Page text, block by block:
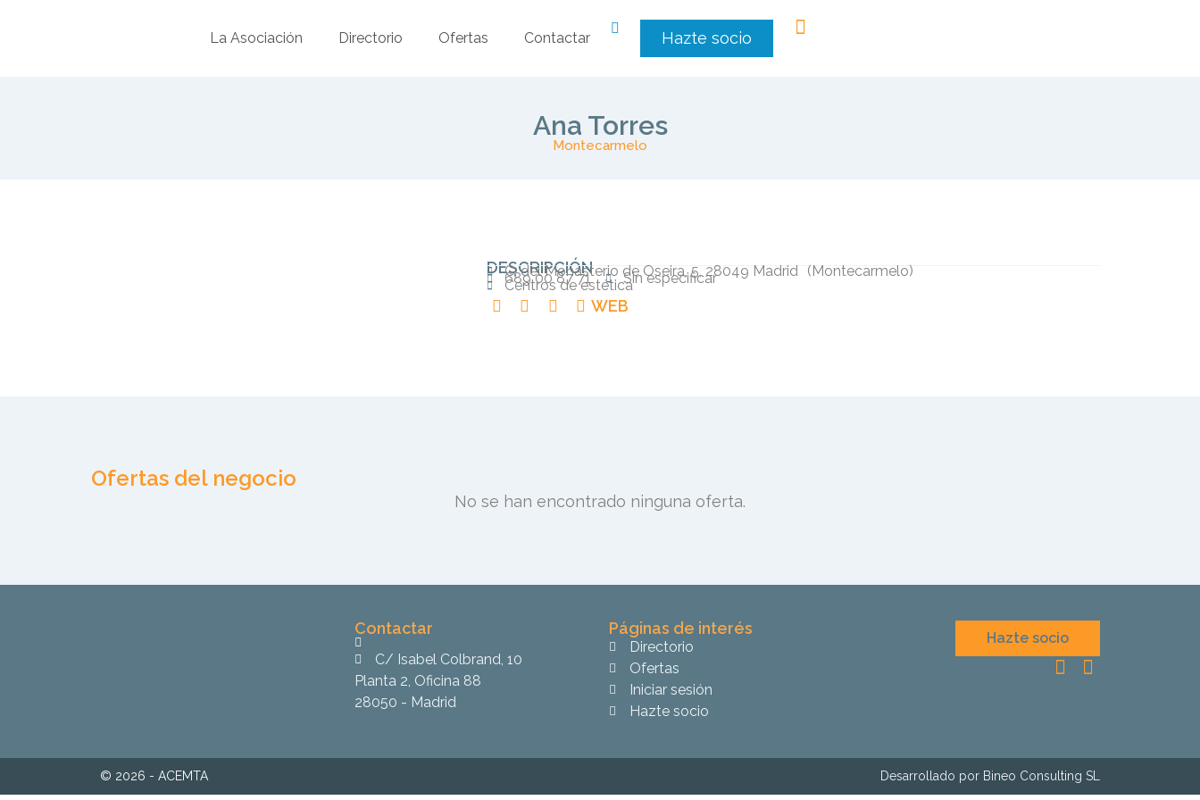
La Asociación Directorio Ofertas Contactar Hazte socio
Ana Torres
Montecarmelo
DESCRIPCIÓN
C. del Monasterio de Oseira, 5, 28049 Madrid (Montecarmelo)
689 00 87 71 Sin especificar
Centros de estética
WEB
Ofertas del negocio
No se han encontrado ninguna oferta.
Contactar
C/ Isabel Colbrand, 10
Planta 2, Oficina 88
28050 - Madrid
Páginas de interés
Directorio
Ofertas
Iniciar sesión
Hazte socio
Hazte socio
© 2026 - ACEMTA Desarrollado por Bineo Consulting SL